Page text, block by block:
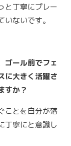
と丁寧にプレー
ないです。
ール前でフェ
に大きく活躍さ
すか？
ことを自分が落
丁寧にと意識し